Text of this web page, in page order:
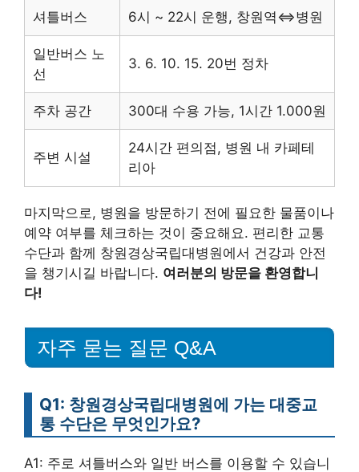
셔틀버스 6시 ~ 22시 운행, 창원역⇔병원
일반버스 노
선
3. 6. 10. 15. 20번 정차
주차 공간 300대 수용 가능, 1시간 1.000원
주변 시설
24시간 편의점, 병원 내 카페테
리아
마지막으로, 병원을 방문하기 전에 필요한 물품이나
예약 여부를 체크하는 것이 중요해요. 편리한 교통
수단과 함께 창원경상국립대병원에서 건강과 안전
을 챙기시길 바랍니다. 여러분의 방문을 환영합니
다!
자주 묻는 질문 Q&A
Q1: 창원경상국립대병원에 가는 대중교
통 수단은 무엇인가요?
A1: 주로 셔틀버스와 일반 버스를 이용할 수 있습니